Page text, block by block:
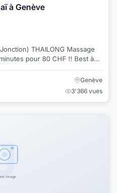
à Genève
Massage
pour 80 CHF !! Best à
Genève
3'366 vues